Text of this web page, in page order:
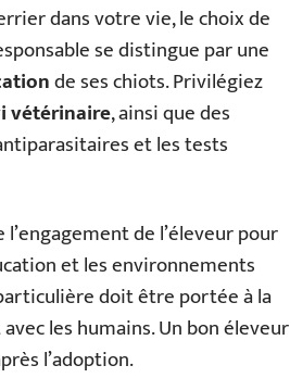
dans votre vie, le choix de
se distingue par une
de ses chiots. Privilégiez
vétérinaire, ainsi que des
et les tests
de l’éleveur pour
et les environnements
doit être portée à la
les humains. Un bon éleveur
l’adoption.